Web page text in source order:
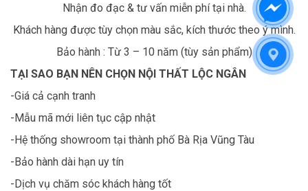
Nhận đo đạc & tư vấn miễn phí tại nhà.
Khách hàng được tùy chọn màu sắc, kích thước theo ý mình.
Bảo hành : Từ 3 – 10 năm (tùy sản phẩm)
TẠI SAO BẠN NÊN CHỌN NỘI THẤT LỘC NGÂN
-Giá cả cạnh tranh
-Mẫu mã mới liên tục cập nhật
-Hệ thống showroom tại thành phố Bà Rịa Vũng Tàu
-Bảo hành dài hạn uy tín
-Dịch vụ chăm sóc khách hàng tốt